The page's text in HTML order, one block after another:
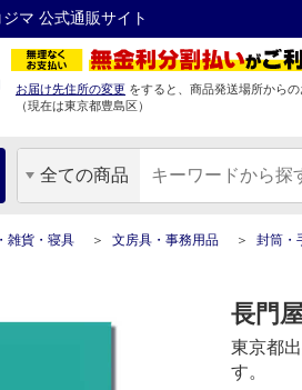
マ 公式通販サイト
お届け先住所の変更 をすると、商品発送場所から
（現在は東京都豊島区）
全ての商品
雑貨・寝具 文房具・事務用品 封筒・
長門
東京都
す。